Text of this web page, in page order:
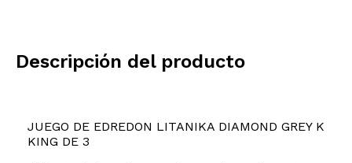
Descripción del producto
JUEGO DE EDREDON LITANIKA DIAMOND GREY K
KING DE 3